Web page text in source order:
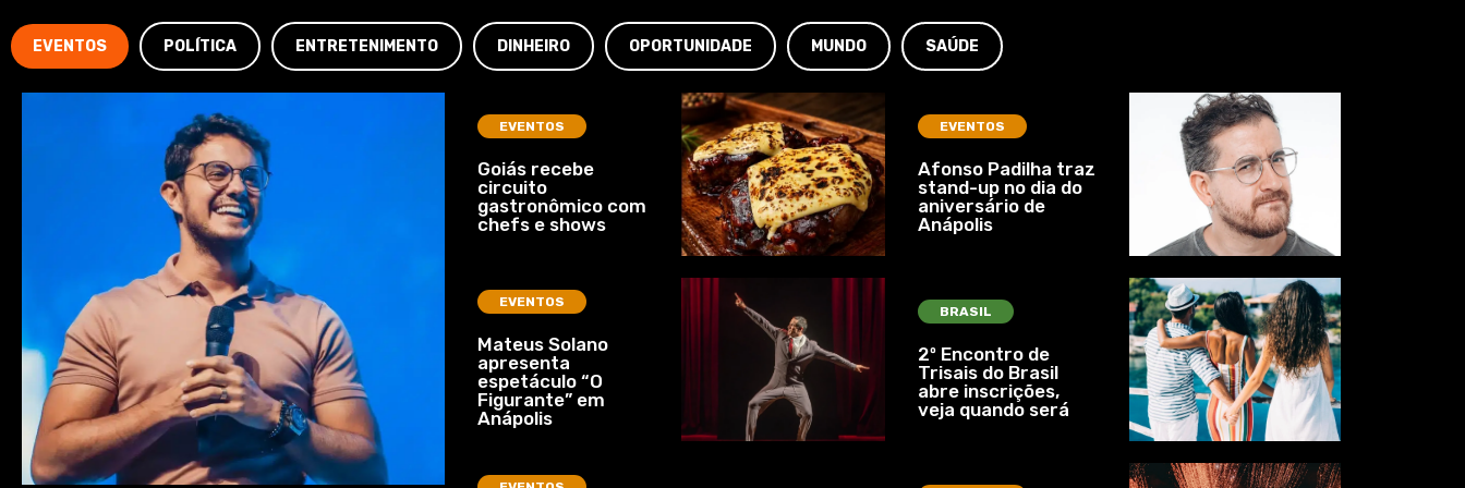
EVENTOS POLÍTICA ENTRETENIMENTO DINHEIRO OPORTUNIDADE MUNDO SAÚDE
EVENTOS
Goiás recebe
circuito
gastronômico com
chefs e shows
EVENTOS
Mateus Solano
apresenta
espetáculo “O
Figurante” em
Anápolis
EVENTOS
Afonso Padilha traz
stand-up no dia do
aniversário de
Anápolis
BRASIL
2º Encontro de
Trisais do Brasil
abre inscrições,
veja quando será